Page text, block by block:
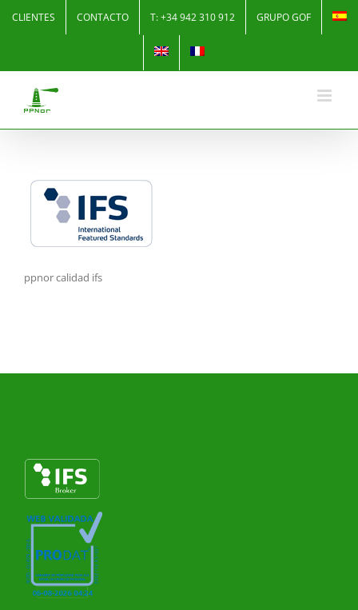
CLIENTES CONTACTO T: +34 942 310 912 GRUPO GOF
ppnor calidad ifs